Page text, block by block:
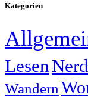
Kategorien
Lesen
Wandern